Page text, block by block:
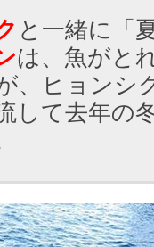
と一緒に「
は、魚がと
、ヒョンシ
して去年の